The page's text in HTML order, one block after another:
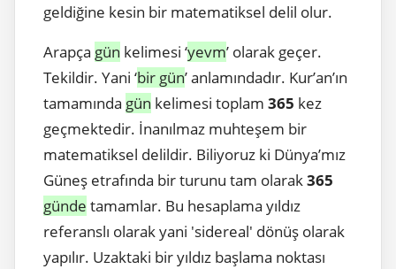
geldiğine kesin bir matematiksel delil olur.
Arapça gün kelimesi ‘yevm’ olarak geçer.
Tekildir. Yani ‘bir gün’ anlamındadır. Kur’an’ın
tamamında gün kelimesi toplam 365 kez
geçmektedir. İnanılmaz muhteşem bir
matematiksel delildir. Biliyoruz ki Dünya’mız
Güneş etrafında bir turunu tam olarak365
günde tamamlar. Bu hesaplama yıldız
referanslı olarak yani 'sidereal' dönüş olarak
yapılır. Uzaktaki bir yıldız başlama noktası